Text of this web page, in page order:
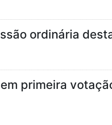
ordinária
primeira